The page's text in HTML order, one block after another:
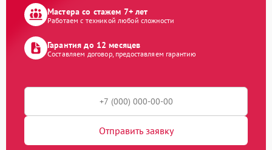
Мастера со стажем 7+ лет
Работаем с техникой любой сложности
Гарантия до 12 месяцев
Составляем договор, предоставляем гарантию
Отправить заявку